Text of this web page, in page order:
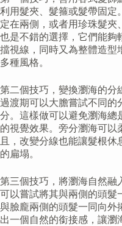
利用髮夾、髮箍或髮帶固定
定在兩側，或者用珍珠髮夾
也是不錯的選擇，它們能夠
擋視線，同時又為整體造型
多種風格。
第二個技巧，變換瀏海的分
過渡期可以大膽嘗試不同的
分。這樣做可以避免瀏海總
的視覺效果。旁分瀏海可以
且，改變分線也能讓髮根
的扁塌。
第三個技巧，將瀏海自然融
可以嘗試將其與兩側的頭髮
與臉龐兩側的頭髮一同向外
出一個自然的銜接感，讓瀏